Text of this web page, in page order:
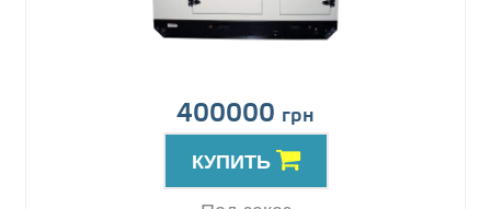
400000 грн
КУПИТЬ